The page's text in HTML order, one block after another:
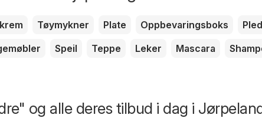
Tøymykner Plate Oppbevaringsboks
Speil Teppe Leker Mascara
og alle deres tilbud i dag i